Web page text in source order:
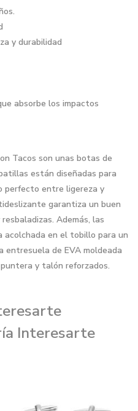
y durabilidad
absorbe los impactos
Tacos son unas botas de
están diseñadas para
perfecto entre ligereza y
garantiza un buen
Además, las
acolchada en el tobillo para un
entresuela de EVA moldeada
y talón reforzados.
Interesarte